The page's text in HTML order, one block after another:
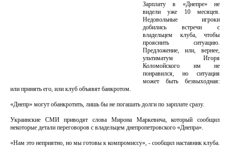
Зарплату в «Днепре» не
видели уже 10 месяцев.
Недовольные игроки
добились встречи с
владельцем клуба, чтобы
прояснить ситуацию.
Предложение, или, вернее,
ультиматум Игоря
Коломойского им не
понравился, но ситуация
может быть безвыходная:
или принять его, или клуб объявят банкротом.
«Днепр» могут обанкротить, лишь бы не погашать долги по зарплате сразу.
Украинские СМИ приводят слова Мирона Маркевича, который сообщил
некоторые детали переговоров с владельцем днепропетровского «Днепра».
«Нам это неприятно, но мы готовы к компромиссу», - сообщил наставник клуба.